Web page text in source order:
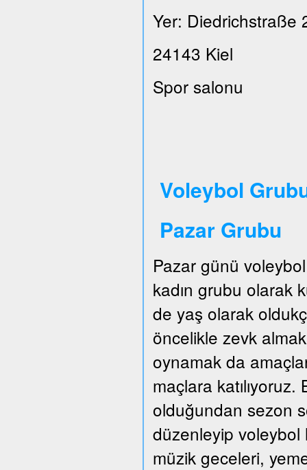
Yer: Diedrichstraße
24143 Kiel
Spor salonu
Voleybol
Pazar Grubu
Pazar günü
kadın grubu olarak
de yaş olarak
öncelikle zevk
oynamak da
maçlara
olduğundan sezon
düzenleyip
müzik geceleri,